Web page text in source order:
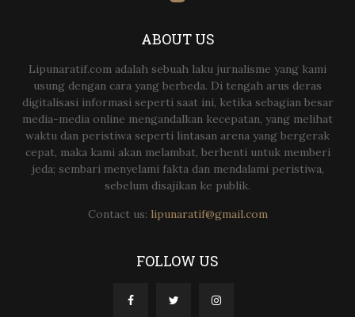
ABOUT US
Lipunaratif.com adalah sebuah laku jurnalisme yang kami
usung dengan cara yang berbeda. Di tengah arus deras
digitalisasi informasi seperti saat ini, ketika sebagian besar
media-media online mengandalkan kecepatan, yang melihat
waktu dan peristiwa seperti lintasan arena yang bergerak
cepat, maka kami akan melambat, berhenti untuk memberi
jeda; sembari menyelami fakta dan mendalami peristiwa,
sebelum disajikan ke publik.
Contact us: lipunaratif@gmail.com
FOLLOW US